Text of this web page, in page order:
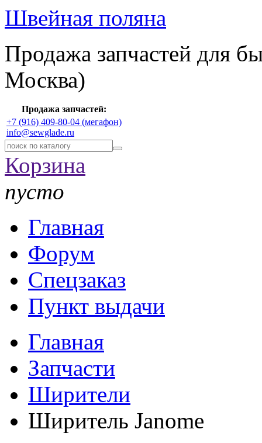
Швейная поляна
Продажа запчастей для
Москва)
Продажа запчастей:
+7 (916) 409-80-04 (мегафон)
info@sewglade.ru
Корзина
пусто
Главная
Форум
Спецзаказ
Пункт выдачи
Главная
Запчасти
Ширители
Ширитель Janome